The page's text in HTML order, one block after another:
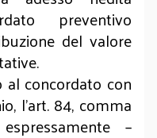
preventivo
del valore
concordato con
l’art. 84, comma
–